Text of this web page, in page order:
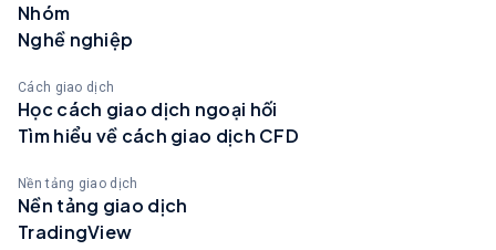
Nhóm
Nghề nghiệp
Cách giao dịch
Học cách giao dịch ngoại hối
Tìm hiểu về cách giao dịch CFD
Nền tảng giao dịch
Nền tảng giao dịch
TradingView